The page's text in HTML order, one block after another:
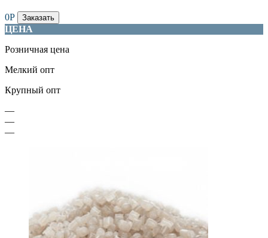
0Р Заказать
ЦЕНА
Розничная цена
Мелкий опт
Крупный опт
—
—
—